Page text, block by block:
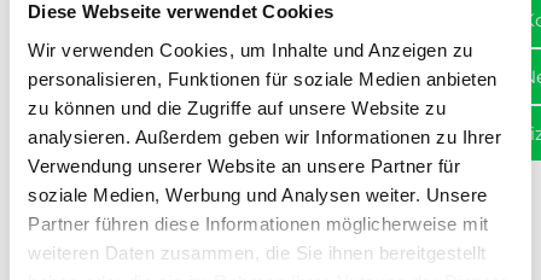
Diese Webseite verwendet Cookies
Wir verwenden Cookies, um Inhalte und Anzeigen zu
personalisieren, Funktionen für soziale Medien anbieten
zu können und die Zugriffe auf unsere Website zu
analysieren. Außerdem geben wir Informationen zu Ihrer
Verwendung unserer Website an unsere Partner für
soziale Medien, Werbung und Analysen weiter. Unsere
Partner führen diese Informationen möglicherweise mit
weiteren Daten zusammen, die Sie ihnen bereitgestellt
ren?
Müs­sen Online-Händ­ler Ver­sand­ver­
pa­ckun­gen lizen­zie­ren?
Ja. Ver­sand­ver­pa­ckun­gen inklu­si­ve